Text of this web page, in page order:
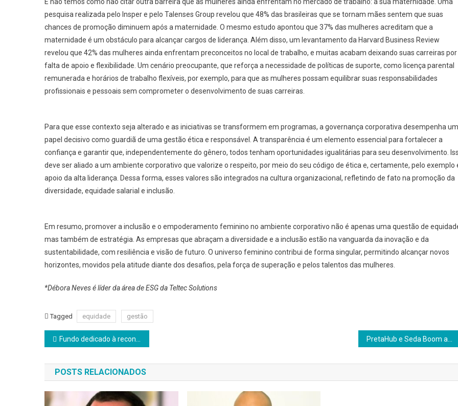
E não temos como não citar outra barreira que as mulheres ainda enfrentam no mercado de trabalho: a sua maternidade. Uma
pesquisa realizada pelo Insper e pelo Talenses Group revelou que 48% das brasileiras que se tornam mães sentem que suas
chances de promoção diminuem após a maternidade. O mesmo estudo apontou que 37% das mulheres acreditam que a
maternidade é um obstáculo para alcançar cargos de liderança. Além disso, um levantamento da Harvard Business Review
revelou que 42% das mulheres ainda enfrentam preconceitos no local de trabalho, e muitas acabam deixando suas carreiras por
falta de apoio e flexibilidade. Um cenário preocupante, que reforça a necessidade de políticas de suporte, como licença parental
remunerada e horários de trabalho flexíveis, por exemplo, para que as mulheres possam equilibrar suas responsabilidades
profissionais e pessoais sem comprometer o desenvolvimento de suas carreiras.
Para que esse contexto seja alterado e as iniciativas se transformem em programas, a governança corporativa desempenha um
papel decisivo como guardiã de uma gestão ética e responsável. A transparência é um elemento essencial para fortalecer a
confiança e garantir que, independentemente do gênero, todos tenham oportunidades igualitárias para seu desenvolvimento.
deve ser aliado a um ambiente corporativo que valorize o respeito, por meio do seu código de ética e, certamente, pelo exemplo
apoio da alta liderança. Dessa forma, esses valores são integrados na cultura organizacional, refletindo de fato na promoção da
diversidade, equidade salarial e inclusão.
Em resumo, promover a inclusão e o empoderamento feminino no ambiente corporativo não é apenas uma questão de
mas também de estratégia. As empresas que abraçam a diversidade e a inclusão estão na vanguarda da inovação e da
sustentabilidade, com resiliência e visão de futuro. O universo feminino contribui de forma singular, permitindo alcançar novos
horizontes, movidos pela atitude diante dos desafios, pela força de superação e pelos talentos das mulheres.
*Débora Neves é líder da área de ESG da Teltec Solutions
Tagged equidade gestão
Navegação
de
Post
Fundo dedicado à reconstrução do RS cria canal para inscrição de projetos PretaHub e Seda Boom abrem inscrições para projeto com empreendedoras negras
POSTS RELACIONADOS